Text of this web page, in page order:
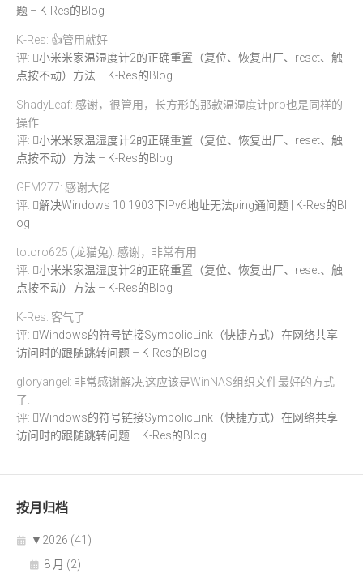
题 – K-Res的Blog
K-Res: 👍管用就好
评:
小米米家温湿度计2的正确重置（复位、恢复出厂、reset、触
点按不动）方法 – K-Res的Blog
ShadyLeaf: 感谢，很管用，长方形的那款温湿度计pro也是同样的
操作
评:
小米米家温湿度计2的正确重置（复位、恢复出厂、reset、触
点按不动）方法 – K-Res的Blog
GEM277: 感谢大佬
评:
解决Windows 10 1903下IPv6地址无法ping通问题 | K-Res的Bl
og
totoro625 (龙猫兔): 感谢，非常有用
评:
小米米家温湿度计2的正确重置（复位、恢复出厂、reset、触
点按不动）方法 – K-Res的Blog
K-Res: 客气了
评:
Windows的符号链接SymbolicLink（快捷方式）在网络共享
访问时的跟随跳转问题 – K-Res的Blog
gloryangel: 非常感谢解决,这应该是WinNAS组织文件最好的方式
了.
评:
Windows的符号链接SymbolicLink（快捷方式）在网络共享
访问时的跟随跳转问题 – K-Res的Blog
按月归档
▼ 2026 (41)
8 月 (2)